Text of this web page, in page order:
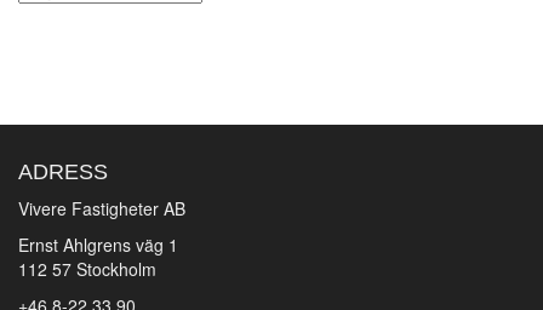
ADRESS
Vivere Fastigheter AB
Ernst Ahlgrens väg 1
112 57 Stockholm
+46 8-22 33 90